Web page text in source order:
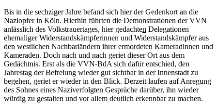
Bis in die sechziger Jahre befand sich hier der Gedenkort an die
Naziopfer in Köln. Hierhin führten dieDemonstrationen der VVN
anlässlich des Volkstrauertages, hier gedachten Delegationen
ehemaliger Widerstandskämpferinnen und Widerstandskämpfer aus
den westlichen Nachbarländern ihrer ermordeten Kameradinnen und
Kameraden. Doch nach und nach geriet dieser Ort aus dem
Gedächtnis. Erst als die VVN-BdA sich dafür entschied, den
Jahrestag der Befreiung wieder gut sichtbar in der Innenstadt zu
begehen, geriet er wieder in den Blick. Derzeit laufen auf Anregung
des Sohnes eines Naziverfolgten Gespräche darüber, ihn wieder
würdig zu gestalten und vor allem deutlich erkennbar zu machen.